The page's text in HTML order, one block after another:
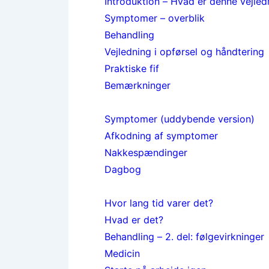
Symptomer – overblik
Behandling
Vejledning i opførsel og håndtering
Praktiske fif
Bemærkninger
Symptomer (uddybende version)
Afkodning af symptomer
Nakkespændinger
Dagbog
Hvor lang tid varer det?
Hvad er det?
Behandling – 2. del: følgevirkninger
Medicin